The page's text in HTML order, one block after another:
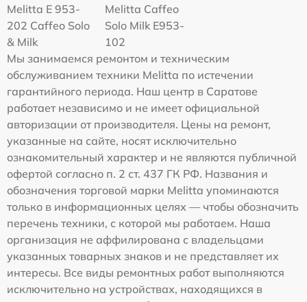
Melitta Е 953-
202 Caffeo Solo
& Milk
Melitta Caffeo
Solo Milk E953-
102
Мы занимаемся ремонтом и техническим
обслуживанием техники Melitta по истечении
гарантийного периода. Наш центр в Саратове
работает независимо и не имеет официальной
авторизации от производителя. Цены на ремонт,
указанные на сайте, носят исключительно
ознакомительный характер и не являются публичной
офертой согласно п. 2 ст. 437 ГК РФ. Названия и
обозначения торговой марки Melitta упоминаются
только в информационных целях — чтобы обозначить
перечень техники, с которой мы работаем. Наша
организация не аффилирована с владельцами
указанных товарных знаков и не представляет их
интересы. Все виды ремонтных работ выполняются
исключительно на устройствах, находящихся в